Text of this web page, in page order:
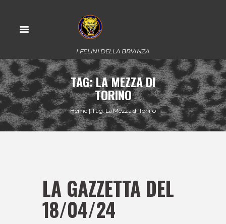
I FELINI DELLA BRIANZA
TAG: LA MEZZA DI
TORINO
Home Tag: La Mezza di Torino
LA GAZZETTA DEL
18/04/24